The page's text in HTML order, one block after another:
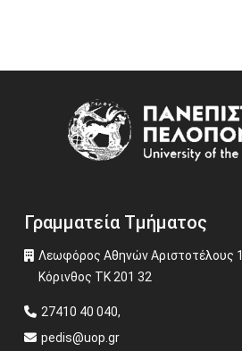
Γραμματεία Τμήματος
Λεωφόρος Αθηνών Αριστοτέλους 1
Κόρινθος ΤΚ 201 32
27410 40 040,
pedis@uop.gr